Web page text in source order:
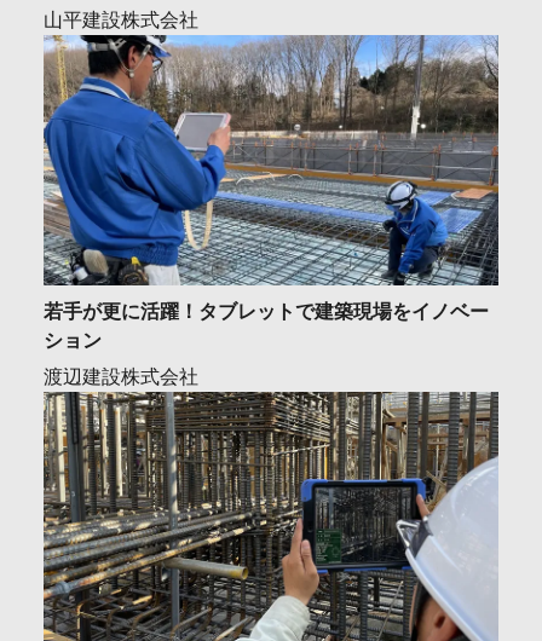
山平建設株式会社
若手が更に活躍！タブレットで建築現場をイノベー
ション
渡辺建設株式会社